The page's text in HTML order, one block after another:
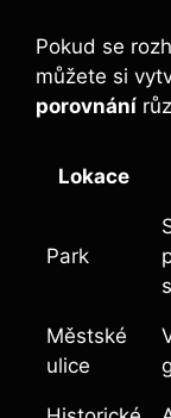
Pokud se
můžete si
porovnání
Lokace
Park
Městské
ulice